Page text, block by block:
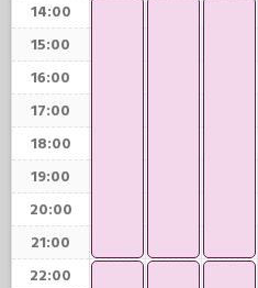
14:00
15:00
16:00
17:00
18:00
19:00
20:00
21:00
22:00